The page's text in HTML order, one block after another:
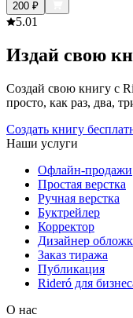
200 ₽
5.01
Издай свою
Создай свою книгу с
просто, как раз, два,
Создать книгу
Наши услуги
Офлайн-продажи
Простая верстка
Ручная верстка
Буктрейлер
Корректор
Дизайнер
Заказ тиража
Публикация
Rideró для
О нас